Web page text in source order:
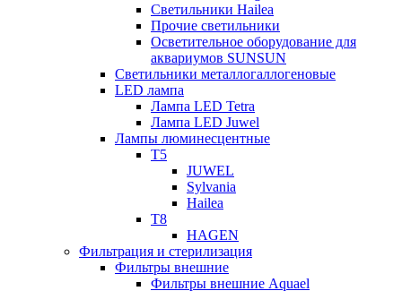
Светильники Hailea
Прочие светильники
Осветительное оборудование для
аквариумов SUNSUN
Светильники металлогаллогеновые
LED лампа
Лампа LED Tetra
Лампа LED Juwel
Лампы люминесцентные
T5
JUWEL
Sylvania
Hailea
T8
HAGEN
Фильтрация и стерилизация
Фильтры внешние
Фильтры внешние Aquael